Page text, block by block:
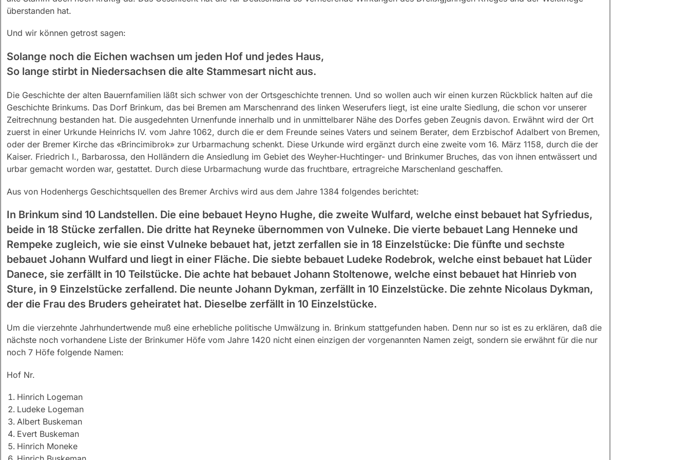
überstanden hat.
Und wir können getrost sagen:
Solange noch die Eichen wachsen um jeden Hof und jedes Haus,
So lange stirbt in Niedersachsen die alte Stammesart nicht aus.
Die Geschichte der alten Bauernfamilien läßt sich schwer von der Ortsgeschichte trennen. Und so wollen auch wir einen kurzen Rückblick halten auf die
Geschichte Brinkums. Das Dorf Brinkum, das bei Bremen am Marschenrand des linken Weserufers liegt, ist eine uralte Siedlung, die schon vor unserer
Zeitrechnung bestanden hat. Die ausgedehnten Urnenfunde innerhalb und in unmittelbarer Nähe des Dorfes geben Zeugnis davon. Erwähnt wird der Ort
zuerst in einer Urkunde Heinrichs IV. vom Jahre 1062, durch die er dem Freunde seines Vaters und seinem Berater, dem Erzbischof Adalbert von Bremen,
oder der Bremer Kirche das «Brincimibrok» zur Urbarmachung schenkt. Diese Urkunde wird ergänzt durch eine zweite vom 16. März 1158, durch die der
Kaiser. Friedrich I., Barbarossa, den Holländern die Ansiedlung im Gebiet des Weyher-Huchtinger- und Brinkumer Bruches, das von ihnen entwässert und
urbar gemacht worden war, gestattet. Durch diese Urbarmachung wurde das fruchtbare, ertragreiche Marschenland geschaffen.
Aus von Hodenhergs Geschichtsquellen des Bremer Archivs wird aus dem Jahre 1384 folgendes berichtet:
In Brinkum sind 10 Landstellen. Die eine bebauet Heyno Hughe, die zweite Wulfard, welche einst bebauet hat Syfriedus,
beide in 18 Stücke zerfallen. Die dritte hat Reyneke übernommen von Vulneke. Die vierte bebauet Lang Henneke und
Rempeke zugleich, wie sie einst Vulneke bebauet hat, jetzt zerfallen sie in 18 Einzelstücke: Die fünfte und sechste
bebauet Johann Wulfard und liegt in einer Fläche. Die siebte bebauet Ludeke Rodebrok, welche einst bebauet hat Lüder
Danece, sie zerfällt in 10 Teilstücke. Die achte hat bebauet Johann Stoltenowe, welche einst bebauet hat Hinrieb von
Sture, in 9 Einzelstücke zerfallend. Die neunte Johann Dykman, zerfällt in 10 Einzelstücke. Die zehnte Nicolaus Dykman,
der die Frau des Bruders geheiratet hat. Dieselbe zerfällt in 10 Einzelstücke.
Um die vierzehnte Jahrhundertwende muß eine erhebliche politische Umwälzung in. Brinkum stattgefunden haben. Denn nur so ist es zu erklären, daß die
nächste noch vorhandene Liste der Brinkumer Höfe vom Jahre 1420 nicht einen einzigen der vorgenannten Namen zeigt, sondern sie erwähnt für die nur
noch 7 Höfe folgende Namen:
Hof Nr.
Hinrich Logeman
Ludeke Logeman
Albert Buskeman
Evert Buskeman
Hinrich Moneke